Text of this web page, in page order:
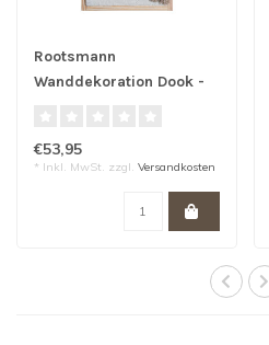
Rootsmann
Wanddekoration Dook -
€53,95
* Inkl. MwSt. zzgl. Versandkosten